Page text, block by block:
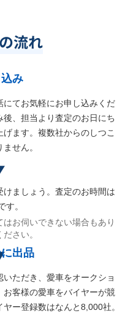
流れ
み
にてお気軽にお申し込みくだ
後、担当より査定のお日にち
ます。複数社からのしつこ
せん。
けましょう。査定のお時間は
す。
お伺いできない場合もあり
さい。
出品
ただき、愛車をオークショ
お客様の愛車をバイヤーが競
ヤー登録数はなんと8,000社。